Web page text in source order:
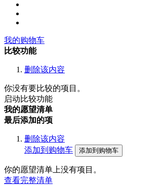
我的购物车
比较功能
删除该内容
你没有要比较的项目。
启动比较功能
我的愿望清单
最后添加的项
删除该内容
添加到购物车
添加到购物车
你的愿望清单上没有项目。
查看完整清单